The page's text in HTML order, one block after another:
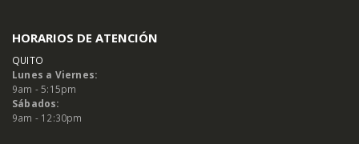
HORARIOS DE ATENCIÓN
QUITO
Lunes a Viernes:
9am - 5:15pm
Sábados:
9am - 12:30pm